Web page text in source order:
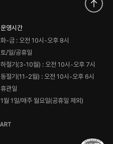
운영시간
화-금 : 오전 10시-오후 8시
토/일/공휴일
하절기(3-10월) : 오전 10시-오후 7시
동절기(11-2월) : 오전 10시-오후 6시
휴관일
1월 1일/매주 월요일(공휴일 제외)